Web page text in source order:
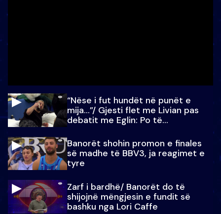
“Nëse i fut hundët në punët e
mija…”/ Gjesti flet me Livian pas
debatit me Eglin: Po të
Banorët shohin promon e finales
së madhe të BBV3, ja reagimet e
tyre
Zarf i bardhë/ Banorët do të
shijojnë mëngjesin e fundit së
bashku nga Lori Caffe